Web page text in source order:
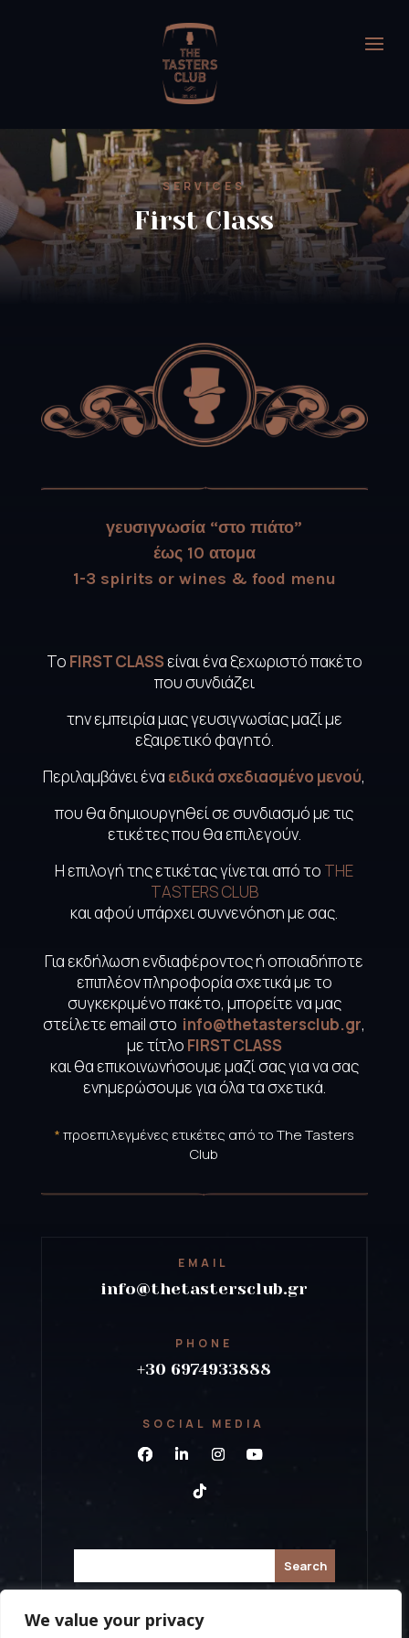
We value your privacy
SERVICES
First Class
γευσιγνωσία “στο πιάτο”
έως 10 ατομα
1-3 spirits or wines & food menu
Το FIRST CLASS είναι ένα ξεχωριστό πακέτο
που συνδιάζει
την εμπειρία μιας γευσιγνωσίας μαζί με
εξαιρετικό φαγητό.
Περιλαμβάνει ένα ειδικά σχεδιασμένο μενού,
που θα δημιουργηθεί σε συνδιασμό με τις
ετικέτες που θα επιλεγούν.
Η επιλογή της ετικέτας γίνεται από το THE
TASTERS CLUB
και αφού υπάρχει συννενόηση με σας.
Για εκδήλωση ενδιαφέροντος ή οποιαδήποτε
επιπλέον πληροφορία σχετικά με το
συγκεκριμένο πακέτο, μπορείτε να μας
στείλετε email στο info@thetastersclub.gr,
με τίτλο FIRST CLASS
και θα επικοινωνήσουμε μαζί σας για να σας
ενημερώσουμε για όλα τα σχετικά.
*προεπιλεγμένες ετικέτες από το The Tasters
Club
EMAIL
info@thetastersclub.gr
PHONE
+30 6974933888
SOCIAL MEDIA